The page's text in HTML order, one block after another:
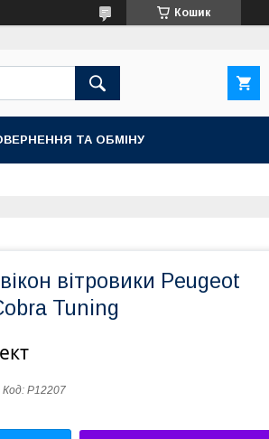
Кошик
ТА ОБМІНУ
вітровики Peugeot
Tuning
Код: P12207